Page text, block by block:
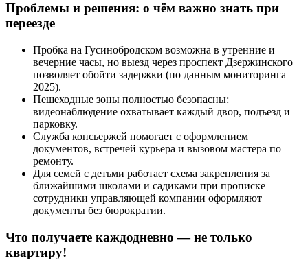
Проблемы и решения: о чём важно знать при
переезде
Пробка на Гусинобродском возможна в утренние и
вечерние часы, но выезд через проспект Дзержинского
позволяет обойти задержки (по данным мониторинга
2025).
Пешеходные зоны полностью безопасны:
видеонаблюдение охватывает каждый двор, подъезд и
парковку.
Служба консьержей помогает с оформлением
документов, встречей курьера и вызовом мастера по
ремонту.
Для семей с детьми работает схема закрепления за
ближайшими школами и садиками при прописке —
сотрудники управляющей компании оформляют
документы без бюрократии.
Что получаете каждодневно — не только
квартиру!